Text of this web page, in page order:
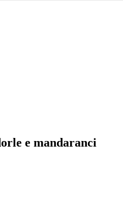
e mandaranci